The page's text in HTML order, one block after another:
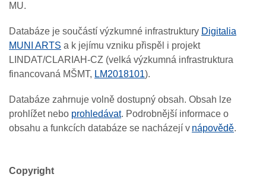
MU.
Databáze je součástí výzkumné infrastruktury Digitalia
MUNI ARTS a k jejímu vzniku přispěl i projekt
LINDAT/CLARIAH-CZ (velká výzkumná infrastruktura
financovaná MŠMT, LM2018101).
Databáze zahrnuje volně dostupný obsah. Obsah lze
prohlížet nebo prohledávat. Podrobnější informace o
obsahu a funkcích databáze se nacházejí v nápovědě.
Copyright